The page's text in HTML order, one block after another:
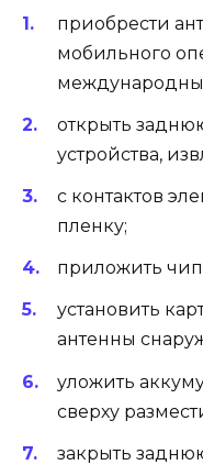
приобрести
мобильного
открыть
устройства,
с контактов
пленку;
приложить
установить
антенны
уложить
сверху
закрыть